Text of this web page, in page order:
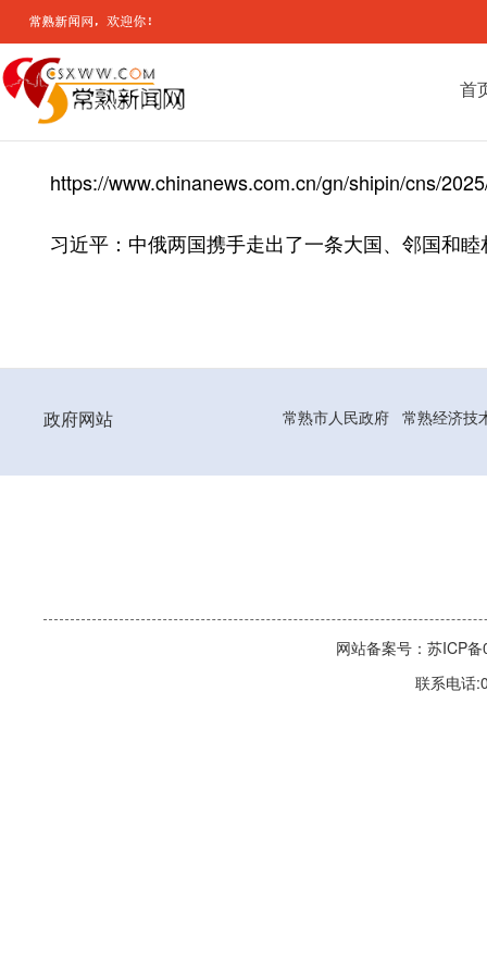
首
https://www.chinanews.com.cn/gn/shipin/cns/
习近平：中俄两国携手走出了一条大国、邻国和
政府网站 常熟市人民政府 常熟经济技
网站备案号：苏ICP
联系电话